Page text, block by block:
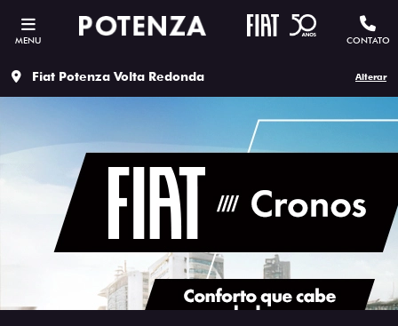
MENU CONTATO
Fiat Potenza Volta Redonda Alterar